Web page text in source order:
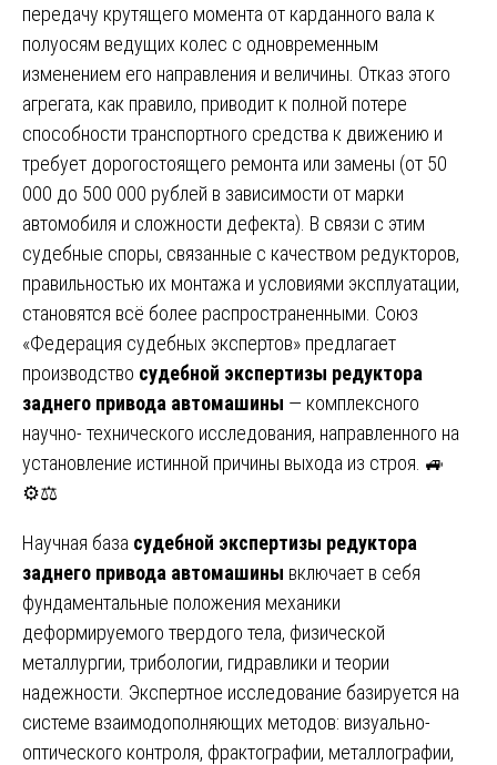
передачу крутящего момента от карданного вала к
полуосям ведущих колес с одновременным
изменением его направления и величины. Отказ этого
агрегата, как правило, приводит к полной потере
способности транспортного средства к движению и
требует дорогостоящего ремонта или замены (от 50
000 до 500 000 рублей в зависимости от марки
автомобиля и сложности дефекта). В связи с этим
судебные споры, связанные с качеством редукторов,
правильностью их монтажа и условиями эксплуатации,
становятся всё более распространенными. Союз
«Федерация судебных экспертов» предлагает
производство судебной экспертизы редуктора
заднего привода автомашины — комплексного
научно- технического исследования, направленного на
установление истинной причины выхода из строя. 🚙
⚙️⚖️
Научная база судебной экспертизы редуктора
заднего привода автомашины включает в себя
фундаментальные положения механики
деформируемого твердого тела, физической
металлургии, трибологии, гидравлики и теории
надежности. Экспертное исследование базируется на
системе взаимодополняющих методов: визуально-
оптического контроля, фрактографии, металлографии,